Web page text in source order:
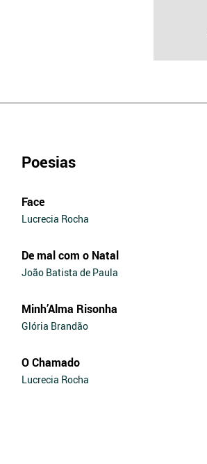
Poesias
Face
Lucrecia Rocha
De mal com o Natal
João Batista de Paula
Minh’Alma Risonha
Glória Brandão
O Chamado
Lucrecia Rocha